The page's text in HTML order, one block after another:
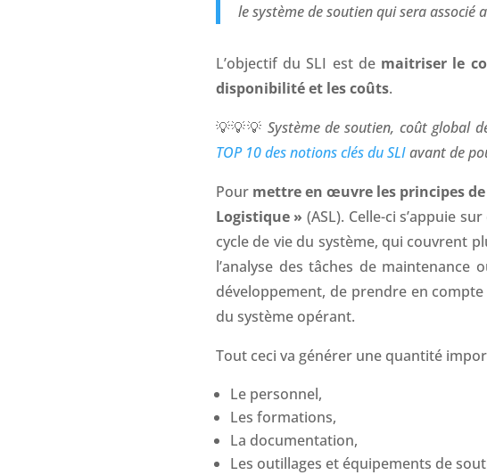
le système de soutien qui sera associé
L’objectif du SLI est de maitriser le
disponibilité et les coûts.
💡💡💡 Système de soutien, coût global
TOP 10 des notions clés du SLIavant de
Pour mettre en œuvre les principes de
Logistique » (ASL). Celle-ci s’appuie
cycle de vie du système, qui couvrent
l’analyse des tâches de maintenance
développement, de prendre en
du système opérant.
Tout ceci va générer une quantité
Le personnel,
Les formations,
La documentation,
Les outillages et équipements de